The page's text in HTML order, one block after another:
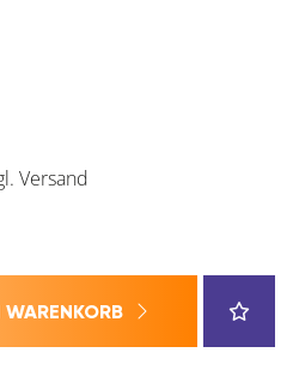
Versand
WARENKORB